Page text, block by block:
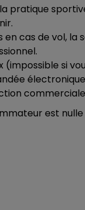
pratique
cas de vol, la
si
est